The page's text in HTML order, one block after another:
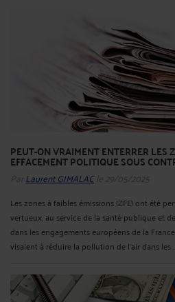
PEUT-ON VRAIMENT ENTERRER LES
EFFACEMENT POLITIQUE SOUS
Par Laurent GIMALACle 29/05/2025
Les zones à faibles émissions (ZFE) ont été
vertueux, au service de la santé publique et
dans les engagements européens de la
visaient à réduire la pollution de l’air dans les